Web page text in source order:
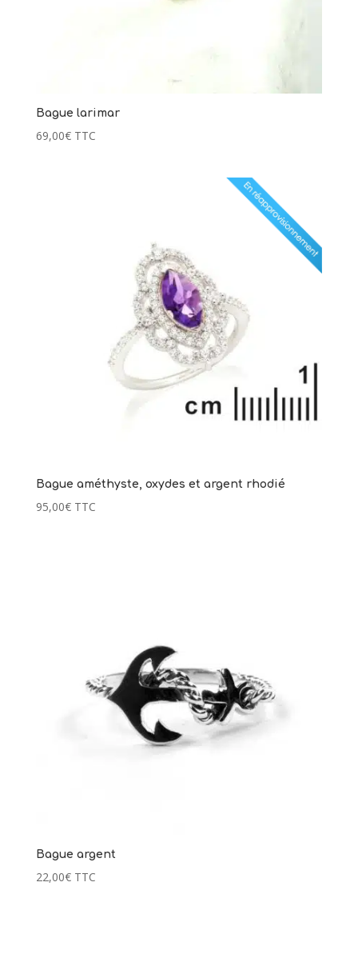
Bague larimar
69,00€ TTC
Bague améthyste, oxydes et argent rhodié
95,00€ TTC
Bague argent
22,00€ TTC